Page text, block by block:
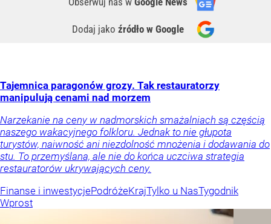
Dodaj jako źródło w Google
Tajemnica paragonów grozy. Tak restauratorzy
manipulują cenami nad morzem
Narzekanie na ceny w nadmorskich smażalniach są częścią
naszego wakacyjnego folkloru. Jednak to nie głupota
turystów, naiwność ani niezdolność mnożenia i dodawania do
stu. To przemyślana, ale nie do końca uczciwa strategia
restauratorów ukrywających ceny.
Finanse i inwestycjePodróżeKrajTylko u NasTygodnik
Wprost